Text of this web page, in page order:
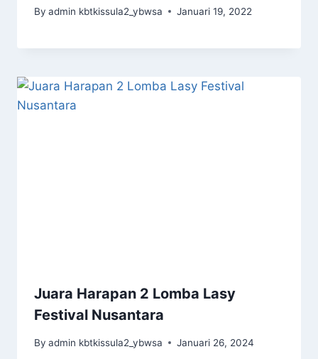
By admin kbtkissula2_ybwsa Januari 19, 2022
Juara Harapan 2 Lomba Lasy
Festival Nusantara
By admin kbtkissula2_ybwsa Januari 26, 2024